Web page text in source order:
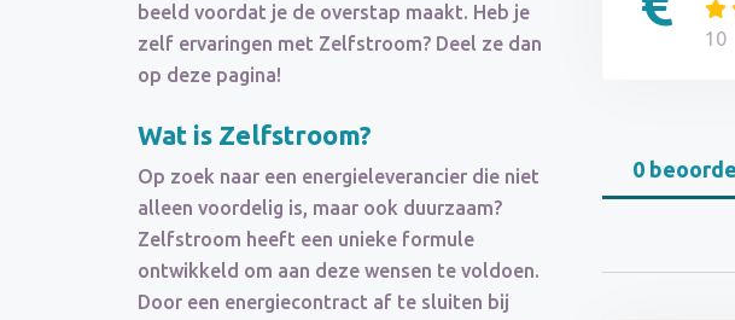
beeld voordat je de overstap maakt. Heb je
zelf ervaringen met Zelfstroom? Deel ze dan
op deze pagina!
Wat is Zelfstroom?
Op zoek naar een energieleverancier die niet
alleen voordelig is, maar ook duurzaam?
Zelfstroom heeft een unieke formule
ontwikkeld om aan deze wensen te voldoen.
Door een energiecontract af te sluiten bij
10
0